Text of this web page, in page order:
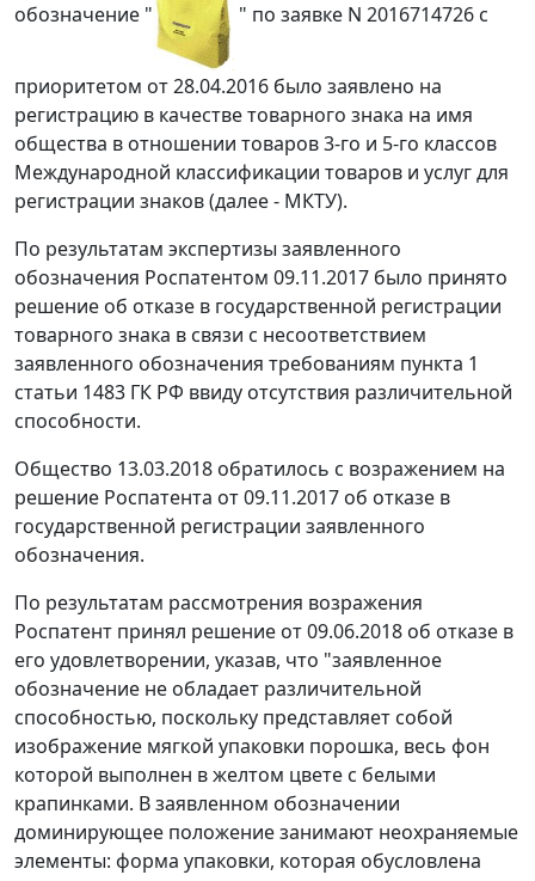
обозначение " " по заявке N 2016714726 с
приоритетом от 28.04.2016 было заявлено на
регистрацию в качестве товарного знака на имя
общества в отношении товаров 3-го и 5-го классов
Международной классификации товаров и услуг для
регистрации знаков (далее - МКТУ).
По результатам экспертизы заявленного
обозначения Роспатентом 09.11.2017 было принято
решение об отказе в государственной регистрации
товарного знака в связи с несоответствием
заявленного обозначения требованиям пункта 1
статьи 1483 ГК РФ ввиду отсутствия различительной
способности.
Общество 13.03.2018 обратилось с возражением на
решение Роспатента от 09.11.2017 об отказе в
государственной регистрации заявленного
обозначения.
По результатам рассмотрения возражения
Роспатент принял решение от 09.06.2018 об отказе в
его удовлетворении, указав, что "заявленное
обозначение не обладает различительной
способностью, поскольку представляет собой
изображение мягкой упаковки порошка, весь фон
которой выполнен в желтом цвете с белыми
крапинками. В заявленном обозначении
доминирующее положение занимают неохраняемые
элементы: форма упаковки, которая обусловлена